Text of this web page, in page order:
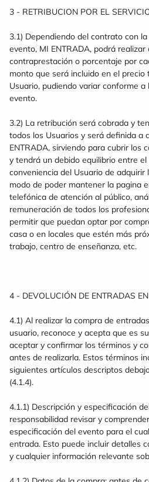
3 - RETRIBUCION POR EL
3.1) Dependiendo del contrato con
evento, MI ENTRADA, podrá
contraprestación o porcentaje por
monto que será incluido en el
Usuario, pudiendo variar conforme
evento.
3.2) La retribución será cobrada y
todos los Usuarios y será definida a
ENTRADA, sirviendo para cubrir los
y tendrá un debido equilibrio entre
conveniencia del Usuario de adquirir
modo de poder mantener la pagina
telefónica de atención al público,
remuneración de todos los
permitir que puedan optar por
casa o en locales que estén más
trabajo, centro de enseñanza, etc.
4 - DEVOLUCIÓN DE ENTRADAS
4.1) Al realizar la compra de
usuario, reconoce y acepta que es
aceptar y confirmar los términos y
antes de realizarla. Estos términos
siguientes artículos descriptos debajo
(4.1.4).
4.1.1) Descripción y especificación
responsabilidad revisar y
especificación del evento para el
entrada. Esto puede incluir detalles
y cualquier información relevante